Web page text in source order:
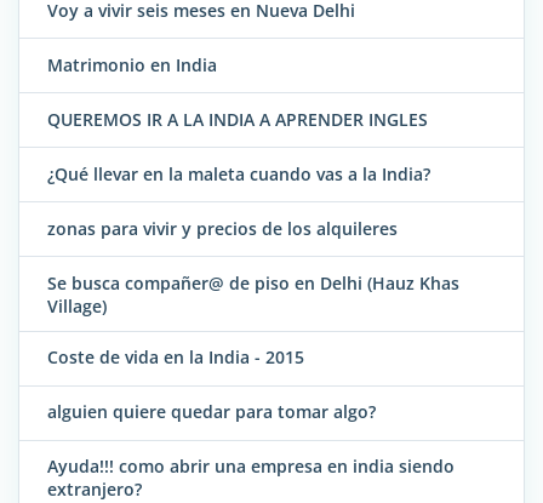
Voy a vivir seis meses en Nueva Delhi
Matrimonio en India
QUEREMOS IR A LA INDIA A APRENDER INGLES
¿Qué llevar en la maleta cuando vas a la India?
zonas para vivir y precios de los alquileres
Se busca compañer@ de piso en Delhi (Hauz Khas
Village)
Coste de vida en la India - 2015
alguien quiere quedar para tomar algo?
Ayuda!!! como abrir una empresa en india siendo
extranjero?